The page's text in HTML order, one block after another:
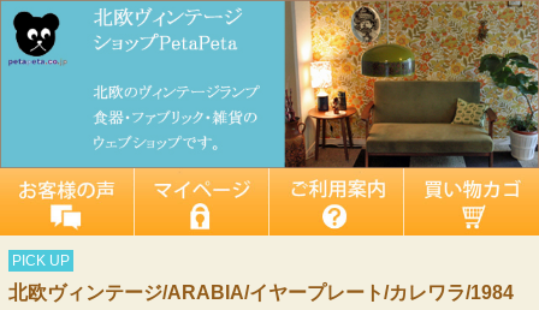
PICK UP
北欧ヴィンテージ/ARABIA/イヤープレート/カレワラ/1984